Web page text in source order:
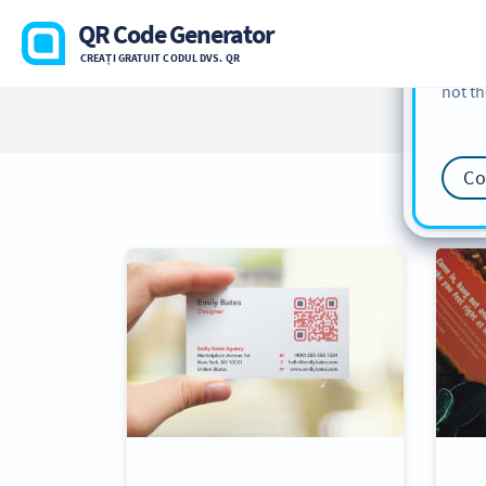
QR Code Generator
CREAȚI GRATUIT CODUL DVS. QR
not